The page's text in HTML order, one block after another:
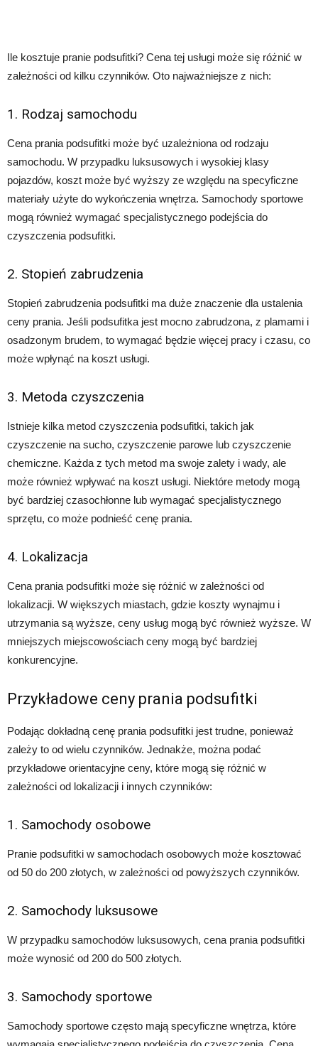
Ile kosztuje pranie podsufitki? Cena tej usługi może się różnić w
zależności od kilku czynników. Oto najważniejsze z nich:
1. Rodzaj samochodu
Cena prania podsufitki może być uzależniona od rodzaju
samochodu. W przypadku luksusowych i wysokiej klasy
pojazdów, koszt może być wyższy ze względu na specyficzne
materiały użyte do wykończenia wnętrza. Samochody sportowe
mogą również wymagać specjalistycznego podejścia do
czyszczenia podsufitki.
2. Stopień zabrudzenia
Stopień zabrudzenia podsufitki ma duże znaczenie dla ustalenia
ceny prania. Jeśli podsufitka jest mocno zabrudzona, z plamami i
osadzonym brudem, to wymagać będzie więcej pracy i czasu, co
może wpłynąć na koszt usługi.
3. Metoda czyszczenia
Istnieje kilka metod czyszczenia podsufitki, takich jak
czyszczenie na sucho, czyszczenie parowe lub czyszczenie
chemiczne. Każda z tych metod ma swoje zalety i wady, ale
może również wpływać na koszt usługi. Niektóre metody mogą
być bardziej czasochłonne lub wymagać specjalistycznego
sprzętu, co może podnieść cenę prania.
4. Lokalizacja
Cena prania podsufitki może się różnić w zależności od
lokalizacji. W większych miastach, gdzie koszty wynajmu i
utrzymania są wyższe, ceny usług mogą być również wyższe. W
mniejszych miejscowościach ceny mogą być bardziej
konkurencyjne.
Przykładowe ceny prania podsufitki
Podając dokładną cenę prania podsufitki jest trudne, ponieważ
zależy to od wielu czynników. Jednakże, można podać
przykładowe orientacyjne ceny, które mogą się różnić w
zależności od lokalizacji i innych czynników:
1. Samochody osobowe
Pranie podsufitki w samochodach osobowych może kosztować
od 50 do 200 złotych, w zależności od powyższych czynników.
2. Samochody luksusowe
W przypadku samochodów luksusowych, cena prania podsufitki
może wynosić od 200 do 500 złotych.
3. Samochody sportowe
Samochody sportowe często mają specyficzne wnętrza, które